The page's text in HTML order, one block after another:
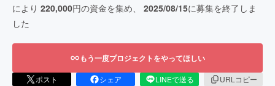
により 220,000円の資金を集め、 2025/08/15に募集を終了しま
した
もう一度プロジェクトをやってほしい
ポスト シェア LINEで送る
URLコピー